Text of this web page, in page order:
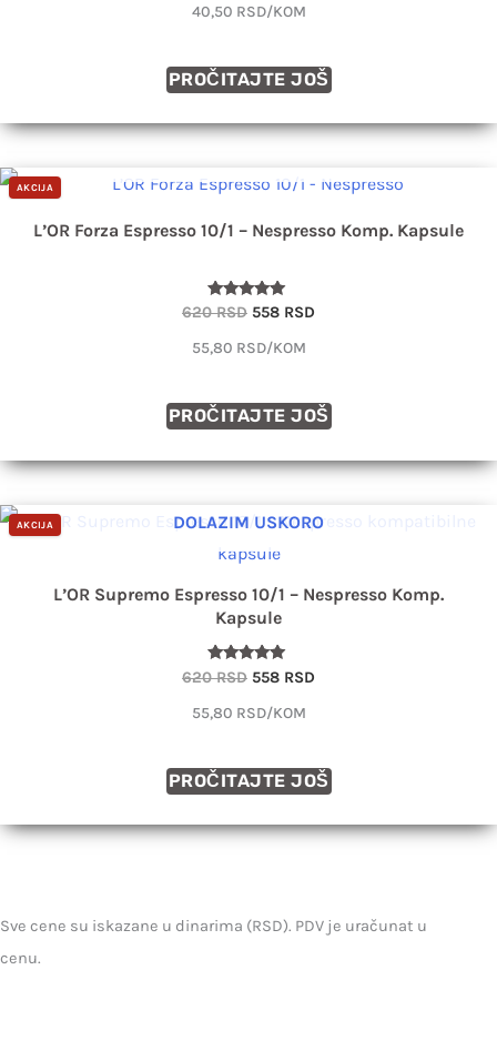
od 5
40,50 RSD/KOM
PROČITAJTE JOŠ
AKCIJA
L’OR Forza Espresso 10/1 – Nespresso Komp. Kapsule
Ocenjeno
od 5
620RSD
cena
bila:
558 RSD
cena
558 RSD.
55,80 RSD/KOM
PROČITAJTE JOŠ
AKCIJA DOLAZIM USKORO
L’OR Supremo Espresso 10/1 – Nespresso Komp.
Kapsule
Ocenjeno
sa
od 5
620RSD
Originalna
cena
je
620 RSD.
558 RSD
Trenutna
cena
55,80 RSD/KOM
PROČITAJTE JOŠ
Sve cene su iskazane u dinarima (RSD). PDV je uračunat u
cenu.